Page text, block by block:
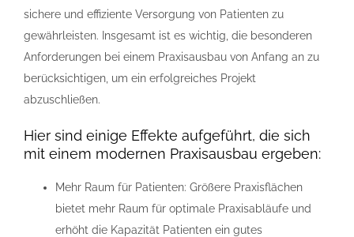
sichere und effiziente Versorgung von Patienten zu
gewährleisten. Insgesamt ist es wichtig, die besonderen
Anforderungen bei einem Praxisausbau von Anfang an zu
berücksichtigen, um ein erfolgreiches Projekt
abzuschließen.
Hier sind einige Effekte aufgeführt, die sich
mit einem modernen Praxisausbau ergeben:
Mehr Raum für Patienten: Größere Praxisflächen
bietet mehr Raum für optimale Praxisabläufe und
erhöht die Kapazität Patienten ein gutes